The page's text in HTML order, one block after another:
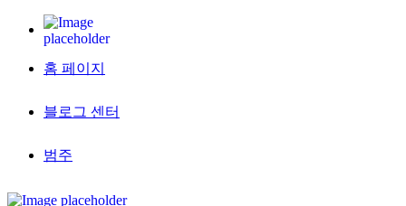
홈 페이지
블로그 센터
범주